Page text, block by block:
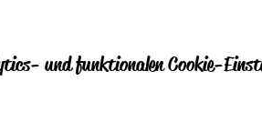
und funktionalen Cookie-